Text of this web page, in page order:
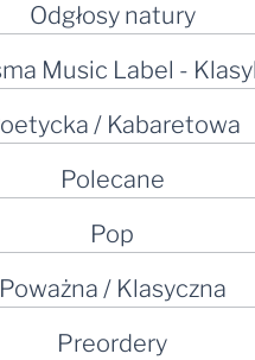
Odgłosy natury
Music Label -
/ Kabaretowa
Polecane
Pop
Poważna / Klasyczna
Preordery